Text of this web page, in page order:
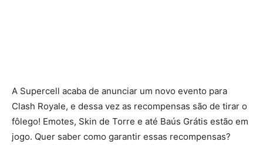
A Supercell acaba de anunciar um novo evento para
Clash Royale, e dessa vez as recompensas são de tirar o
fôlego! Emotes, Skin de Torre e até Baús Grátis estão em
jogo. Quer saber como garantir essas recompensas?